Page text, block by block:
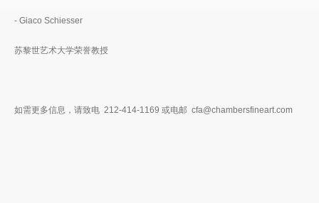
- Giaco Schiesser
苏黎世艺术大学荣誉教授
如需更多信息，请致电 212-414-1169 或电邮 cfa@chambersfineart.com